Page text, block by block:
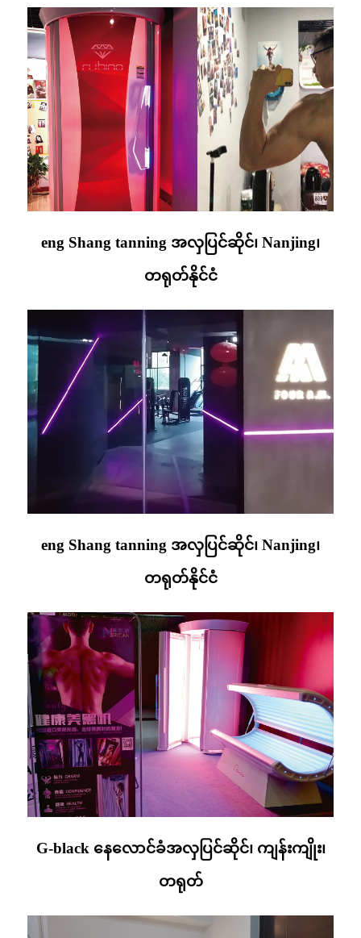
eng Shang tanning အလှပြင်ဆိုင်၊ Nanjing၊
တရုတ်နိုင်ငံ
eng Shang tanning အလှပြင်ဆိုင်၊ Nanjing၊
တရုတ်နိုင်ငံ
G-black နေလောင်ခံအလှပြင်ဆိုင်၊ ကျန်းကျိုး၊
တရုတ်